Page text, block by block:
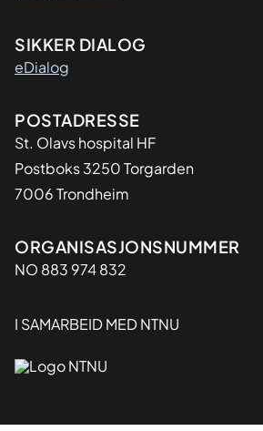
SIKKER DIALOG
eDialog
Adresse
POSTADRESSE
St. Olavs hospital HF
Postboks 3250 Torgarden
7006 Trondheim
Organisasjon
ORGANISASJONSNUMMER
NO 883 974 832
I SAMARBEID MED NTNU